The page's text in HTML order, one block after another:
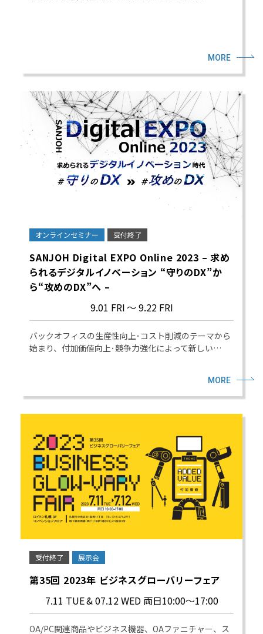
MORE
オンラインセミナー 受付終了
SANJOH Digital EXPO Online 2023 – 求め
られるデジタルイノベーション “守りのDX”か
ら“攻めのDX”へ –
9.01 FRI～ 9.22 FRI
バックオフィスの生産性向上･コスト削減のテーマから
始まり、付加価値向上･競争力強化によって新しい…
MORE
受付終了 展示会
第35回 2023年 ビジネスグローバリーフェア
7.11 TUE& 07.12 WED 両日10:00～17:00
OA/PC関連商品やビジネス機器、OAファニチャー、ス